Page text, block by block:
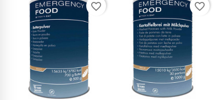
favorite_border favorite_border